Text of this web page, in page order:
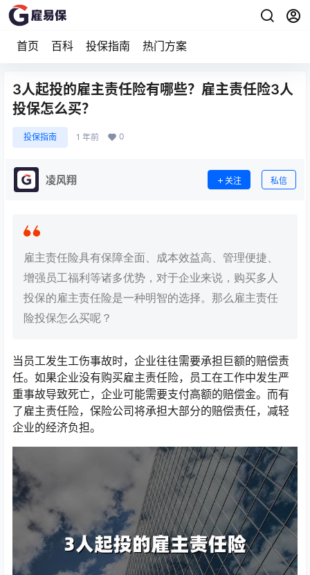
首页 百科 投保指南 热门方案
3人起投的雇主责任险有哪些？雇主责任险3人
投保怎么买？
投保指南 1 年前 0
凌风翔 关注 私信
雇主责任险具有保障全面、成本效益高、管理便捷、
增强员工福利等诸多优势，对于企业来说，购买多人
投保的雇主责任险是一种明智的选择。那么雇主责任
险投保怎么买呢？
当员工发生工伤事故时，企业往往需要承担巨额的赔偿责
任。如果企业没有购买雇主责任险，员工在工作中发生严
重事故导致死亡，企业可能需要支付高额的赔偿金。而有
了雇主责任险，保险公司将承担大部分的赔偿责任，减轻
企业的经济负担。